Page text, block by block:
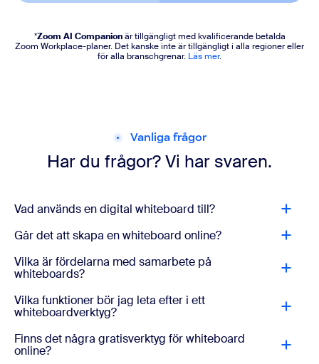
*Zoom AI Companionär tillgängligt med kvalificerande betalda
Zoom Workplace-planer. Det kanske inte är tillgängligt i alla regioner eller
för alla branschgrenar. Läs mer.
Vanliga frågor
Har du frågor? Vi har svaren.
Vad används en digital whiteboard till?
Går det att skapa en whiteboard online?
Vilka är fördelarna med samarbete på
whiteboards?
Vilka funktioner bör jag leta efter i ett
whiteboardverktyg?
Finns det några gratisverktyg för whiteboard
online?